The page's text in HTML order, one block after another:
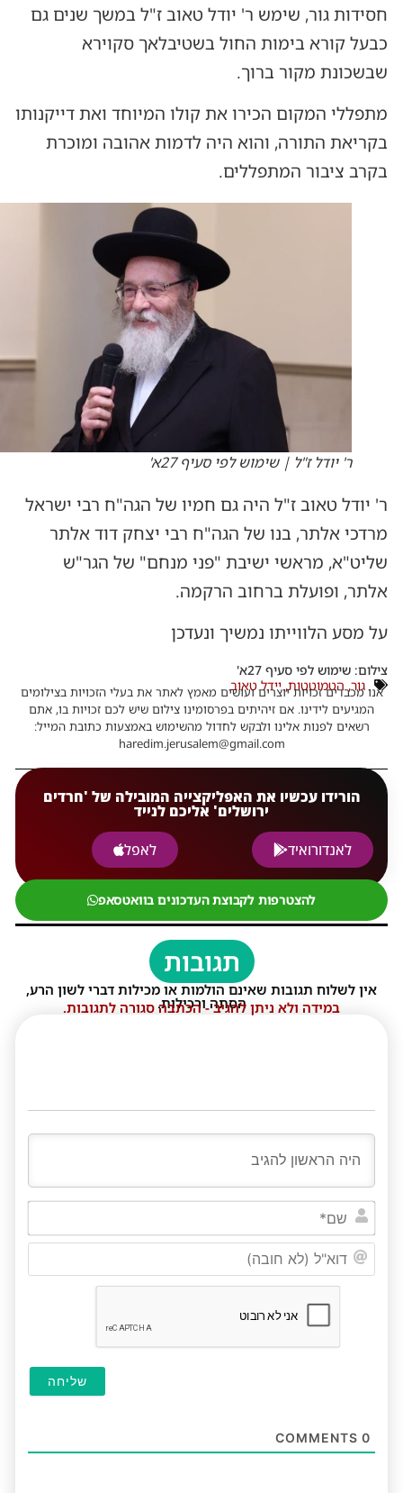
חסידות גור, שימש ר' יודל טאוב ז"ל במשך שנים גם
כבעל קורא בימות החול בשטיבלאך סקוירא
שבשכונת מקור ברוך.
מתפללי המקום הכירו את קולו המיוחד ואת דייקנותו
בקריאת התורה, והוא היה לדמות אהובה ומוכרת
בקרב ציבור המתפללים.
ר' יודל ז"ל | שימוש לפי סעיף 27א'
ר' יודל טאוב ז"ל היה גם חמיו של הגה"ח רבי ישראל
מרדכי אלתר, בנו של הגה"ח רבי יצחק דוד אלתר
שליט"א, מראשי ישיבת "פני מנחם" של הגר"ש
אלתר, ופועלת ברחוב הרקמה.
על מסע הלווייתו נמשיך ונעדכן
צילום: שימוש לפי סעיף 27א'
גור, הטמוטטות, יידל טאוב
אנו מכבדים זכויות יוצרים ועושים מאמץ לאתר את בעלי הזכויות בצילומים
המגיעים לידינו. אם זיהיתים בפרסומינו צילום שיש לכם זכויות בו, אתם
רשאים לפנות אלינו ולבקש לחדול מהשימוש באמצעות כתובת המייל:
haredim.jerusalem@gmail.com
הורידו עכשיו את האפליקצייה המובילה של 'חרדים
ירושלים' אליכם לנייד
לאנדורואיד
לאפל
להצטרפות לקבוצת העדכונים בוואטסאפ
תגובות
אין לשלוח תגובות שאינם הולמות או מכילות דברי לשון הרע,
הסתה ורכילות.
במידה ולא ניתן להגיב - הכתבה סגורה לתגובות.
0